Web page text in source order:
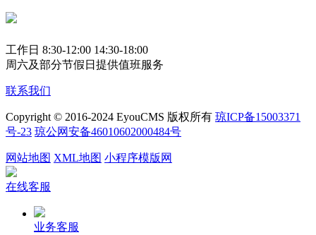
工作日 8:30-12:00 14:30-18:00
周六及部分节假日提供值班服务
联系我们
Copyright © 2016-2024 EyouCMS 版权所有 琼ICP备15003371
号-23 琼公网安备46010602000484号
网站地图 XML地图 小程序模版网
在线客服
业务客服